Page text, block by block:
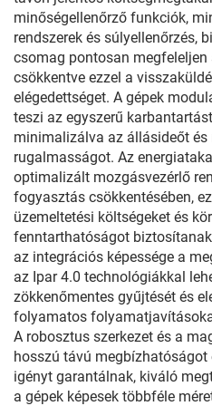
minőségellenőrző funkciók,
rendszerek és súlyellenőrzés,
csomag pontosan
csökkentve ezzel a
elégedettséget. A gépek
teszi az egyszerű
minimalizálva az állásideőt
rugalmasságot. Az
optimalizált mozgásvezérlő
fogyasztás csökkentésében,
üzemeltetési költségeket és
fenntarthatóságot
az integrációs képessége a
az Ipar 4.0 technológiákkal
zökkenőmentes gyűjtését és
folyamatos
A robosztus szerkezet és a
hosszú távú
igényt garantálnak, kiváló
a gépek képesek többféle